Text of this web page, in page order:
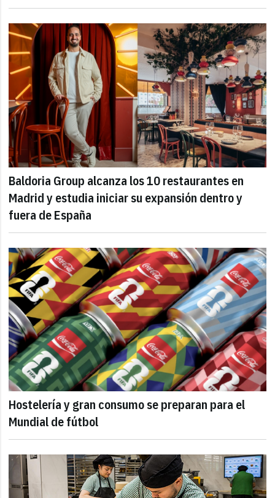
Baldoria Group alcanza los 10 restaurantes en
Madrid y estudia iniciar su expansión dentro y
fuera de España
Hostelería y gran consumo se preparan para el
Mundial de fútbol